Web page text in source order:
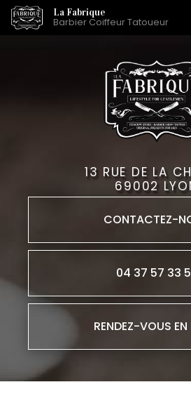
Aller
au
La Fabrique
Barbier Coiffeur Tatoueur
13 RUE DE LA
69002
CONTACTEZ-
04 37 57 33
RENDEZ-VOUS EN